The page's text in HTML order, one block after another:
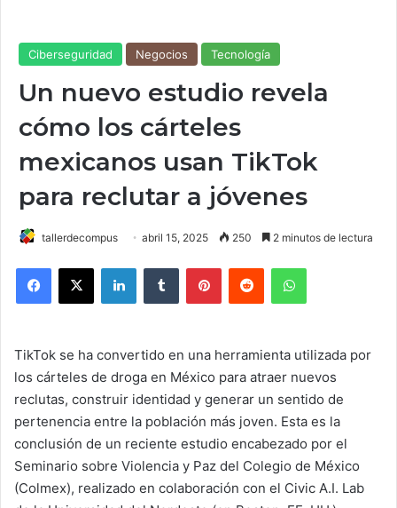
Ciberseguridad Negocios Tecnología
Un nuevo estudio revela
cómo los cárteles
mexicanos usan TikTok
para reclutar a jóvenes
tallerdecompus abril 15, 2025 250 2 minutos de lectura
TikTok se ha convertido en una herramienta utilizada por
los cárteles de droga en México para atraer nuevos
reclutas, construir identidad y generar un sentido de
pertenencia entre la población más joven. Esta es la
conclusión de un reciente estudio encabezado por el
Seminario sobre Violencia y Paz del Colegio de México
(Colmex), realizado en colaboración con el Civic A.I. Lab